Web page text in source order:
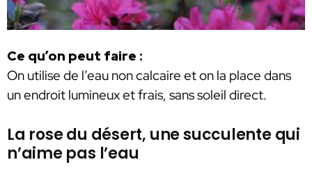
Ce qu’on peut faire :
On utilise de l’eau non calcaire et on la place dans
un endroit lumineux et frais, sans soleil direct.
La rose du désert, une succulente qui
n’aime pas l’eau